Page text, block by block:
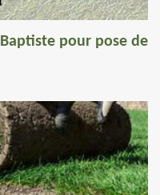
pour pose de